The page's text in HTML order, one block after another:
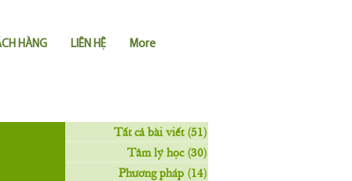
HÀNG LIÊN HỆ More
Tất cả bài viết (51)
Tâm lý học (30)
Phương pháp (14)